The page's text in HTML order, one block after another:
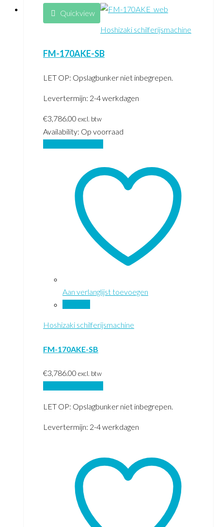
Quickview
Hoshizaki schilferijsmachine
FM-170AKE-SB
LET OP: Opslagbunker niet inbegrepen.
Levertermijn: 2-4 werkdagen
€3,786.00 excl. btw
Availability: Op voorraad
Aan verlanglijst toevoegen
Hoshizaki schilferijsmachine
FM-170AKE-SB
€3,786.00 excl. btw
LET OP: Opslagbunker niet inbegrepen.
Levertermijn: 2-4 werkdagen